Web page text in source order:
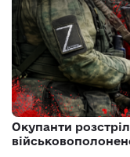
Окупанти